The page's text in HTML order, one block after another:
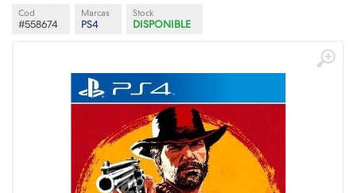
🎒MOCHILAS Y MAS👝
🎮CONSOLAS Y VIDEOJUEGOS
🎵PARLANTES BLUETOOTH🎵
👕INDUMENTARIA🧢
👾COLECCIONABLES🧸
💻MUNDO PC GAMER💻
Cod
#558674
Marcas
PS4
Stock
DISPONIBLE